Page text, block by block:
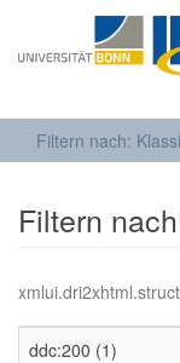
Filtern nach:
Filtern
ddc:200 (1)